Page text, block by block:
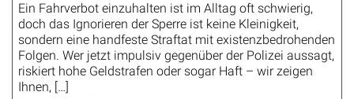
Ein Fahrverbot einzuhalten ist im Alltag oft schwierig,
doch das Ignorieren der Sperre ist keine Kleinigkeit,
sondern eine handfeste Straftat mit existenzbedrohenden
Folgen. Wer jetzt impulsiv gegenüber der Polizei aussagt,
riskiert hohe Geldstrafen oder sogar Haft – wir zeigen
Ihnen, […]